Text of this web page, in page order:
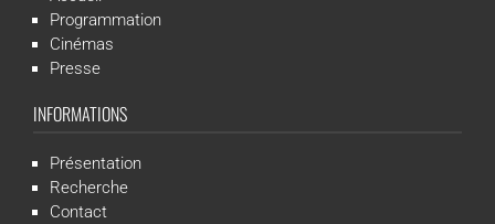
Programmation
Cinémas
Presse
INFORMATIONS
Présentation
Recherche
Contact